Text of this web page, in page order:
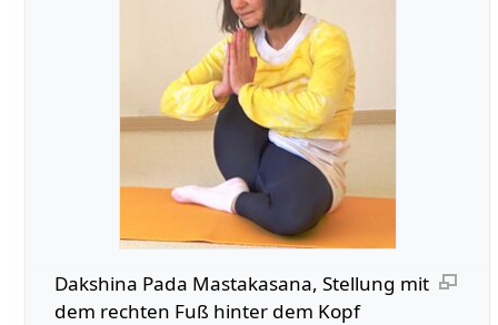
Dakshina Pada Mastakasana, Stellung mit
dem rechten Fuß hinter dem Kopf